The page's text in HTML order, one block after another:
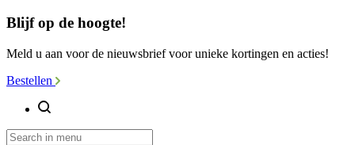
Blijf op de hoogte!
Meld u aan voor de nieuwsbrief voor unieke kortingen en acties!
Bestellen